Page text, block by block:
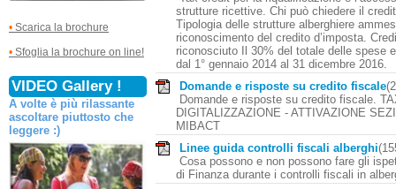
• Scarica la brochure
• Sfoglia la brochure on line!
VIDEO Gallery !
A volte è più rilassante
ascoltare piuttosto che
leggere :)
strutture ricettive. Chi può chiedere il
Tipologia delle strutture alberghiere
riconoscimento del credito d’imposta.
riconosciuto Il 30% del totale delle spese
dal 1° gennaio 2014 al 31 dicembre 2016.
Domande e risposte su credito fiscale
Domande e risposte su credito fiscale.
DIGITALIZZAZIONE - ATTIVAZIONE
MIBACT
Linee guida controlli fiscali alberghi
Cosa possono e non possono fare gli
di Finanza durante i controlli fiscali in